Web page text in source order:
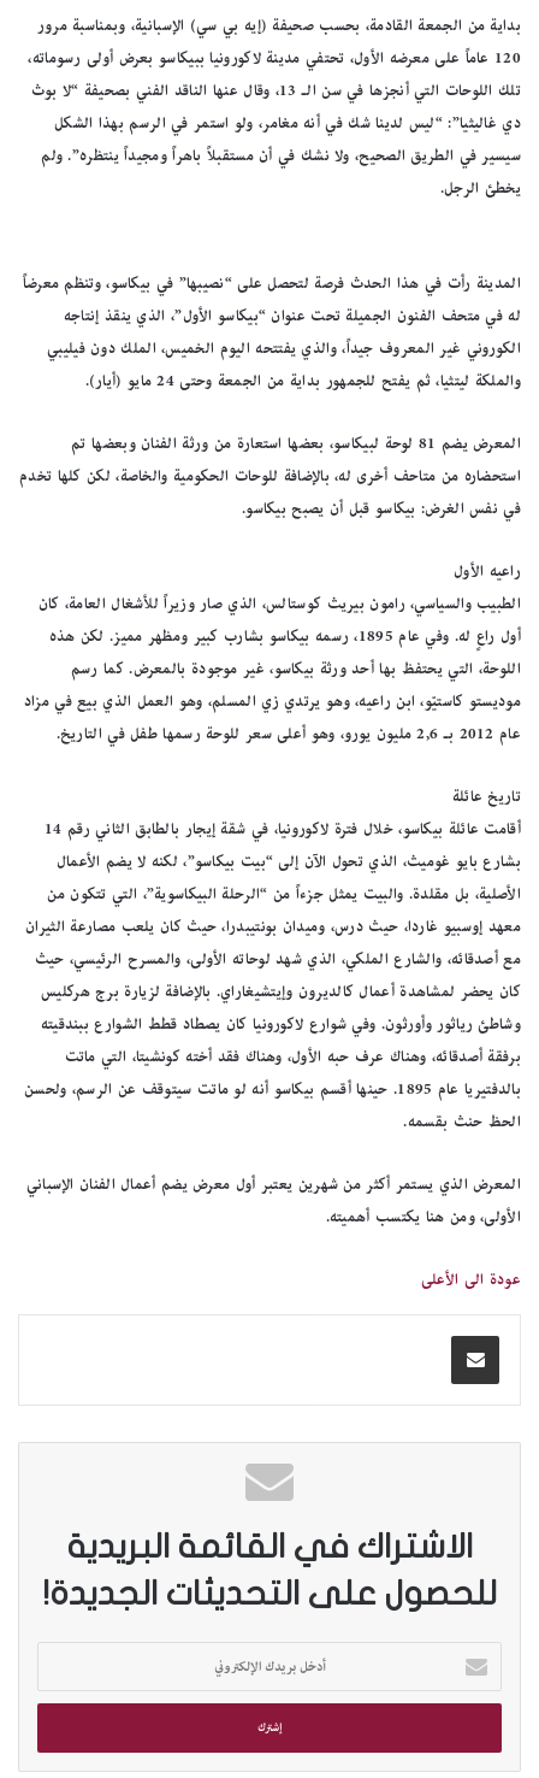
بداية من الجمعة القادمة، بحسب صحيفة (إيه بي سي) الإسبانية، وبمناسبة مرور
120 عاماً على معرضه الأول، تحتفي مدينة لاكورونيا ببيكاسو بعرض أولى رسوماته،
تلك اللوحات التي أنجزها في سن الـ 13، وقال عنها الناقد الفني بصحيفة “لا بوث
دي غاليثيا”: “ليس لدينا شك في أنه مغامر، ولو استمر في الرسم بهذا الشكل
سيسير في الطريق الصحيح، ولا نشك في أن مستقبلاً باهراً ومجيداً ينتظره”. ولم
يخطئ الرجل.
المدينة رأت في هذا الحدث فرصة لتحصل على “نصيبها” في بيكاسو، وتنظم معرضاً
له في متحف الفنون الجميلة تحت عنوان “بيكاسو الأول”، الذي ينقذ إنتاجه
الكوروني غير المعروف جيداً، والذي يفتتحه اليوم الخميس، الملك دون فيليبي
والملكة ليتثيا، ثم يفتح للجمهور بداية من الجمعة وحتى 24 مايو (أيار).
المعرض يضم 81 لوحة لبيكاسو، بعضها استعارة من ورثة الفنان وبعضها تم
استحضاره من متاحف أخرى له، بالإضافة للوحات الحكومية والخاصة، لكن كلها تخدم
في نفس الغرض: بيكاسو قبل أن يصبح بيكاسو.
راعيه الأول
الطبيب والسياسي، رامون بيريث كوستالس، الذي صار وزيراً للأشغال العامة، كان
أول راعٍ له. وفي عام 1895، رسمه بيكاسو بشارب كبير ومظهر مميز. لكن هذه
اللوحة، التي يحتفظ بها أحد ورثة بيكاسو، غير موجودة بالمعرض. كما رسم
موديستو كاستيّو، ابن راعيه، وهو يرتدي زي المسلم، وهو العمل الذي بيع في مزاد
عام 2012 بـ 2,6 مليون يورو، وهو أعلى سعر للوحة رسمها طفل في التاريخ.
تاريخ عائلة
أقامت عائلة بيكاسو، خلال فترة لاكورونيا، في شقة إيجار بالطابق الثاني رقم 14
بشارع بايو غوميث، الذي تحول الآن إلى “بيت بيكاسو”، لكنه لا يضم الأعمال
الأصلية، بل مقلدة. والبيت يمثل جزءاً من “الرحلة البيكاسوية”، التي تتكون من
معهد إوسبيو غاردا، حيث درس، وميدان بونتيبدرا، حيث كان يلعب مصارعة الثيران
مع أصدقائه، والشارع الملكي، الذي شهد لوحاته الأولى، والمسرح الرئيسي، حيث
كان يحضر لمشاهدة أعمال كالديرون وإيتشيغاراي. بالإضافة لزيارة برج هركليس
وشاطئ رياثور وأورثون. وفي شوارع لاكورونيا كان يصطاد قطط الشوارع ببندقيته
برفقة أصدقائه، وهناك عرف حبه الأول، وهناك فقد أخته كونشيتا، التي ماتت
بالدفتيريا عام 1895. حينها أقسم بيكاسو أنه لو ماتت سيتوقف عن الرسم، ولحسن
الحظ حنث بقسمه.
المعرض الذي يستمر أكثر من شهرين يعتبر أول معرض يضم أعمال الفنان الإسباني
الأولى، ومن هنا يكتسب أهميته.
عودة الى الأعلى
الاشتراك في القائمة البريدية
للحصول على التحديثات الجديدة!
خ
ب